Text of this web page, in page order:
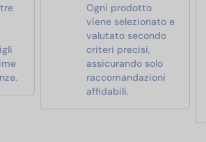
Ogni prodotto
viene selezionato e
valutato secondo
criteri precisi,
assicurando solo
raccomandazioni
affidabili.